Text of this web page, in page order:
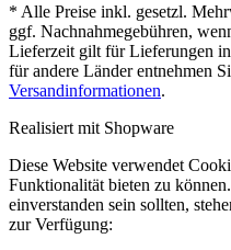
* Alle Preise inkl. gesetzl.
ggf. Nachnahmegebühren,
Lieferzeit gilt für Lieferungen
für andere Länder entnehmen
Versandinformationen.
Realisiert mit Shopware
Diese Website verwendet
Funktionalität bieten zu
einverstanden sein sollten,
zur Verfügung: